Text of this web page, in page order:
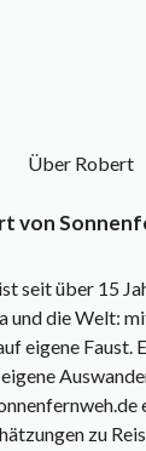
Über Robert
von
seit über 15
und die Welt:
eigene Faust.
zu